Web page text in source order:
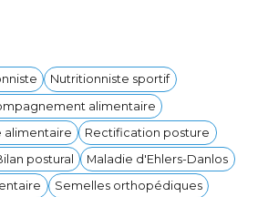
Nutritionniste sportif
alimentaire
alimentaire
Rectification posture
postural
Maladie d'Ehlers-Danlos
Semelles orthopédiques